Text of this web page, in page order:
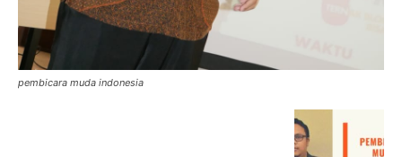
pembicara muda indonesia